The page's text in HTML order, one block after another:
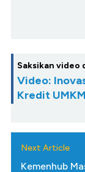
Saksikan video
Video:
Kredit
Next Article
Kemenhub